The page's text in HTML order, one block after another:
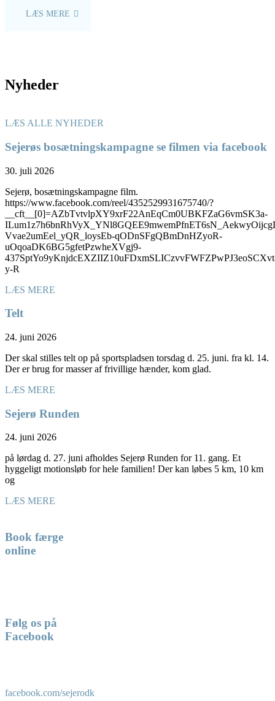
LÆS MERE
Nyheder
LÆS ALLE NYHEDER
Sejerøs bosætningskampagne se filmen via facebook
30. juli 2026
Sejerø, bosætningskampagne film.
https://www.facebook.com/reel/4352529931675740/?
__cft__[0]=AZbTvtvlpXY9xrF22AnEqCm0UBKFZaG6vmSK3a-
Vvae2umEel_yQR_loysEb-qODnSFgQBmDnHZyoR-
uOqoaDK6BG5gfetPzwheXVgj9-
y-R
LÆS MERE
Telt
24. juni 2026
Der skal stilles telt op på sportspladsen torsdag d. 25. juni. fra kl. 14.
Der er brug for masser af frivillige hænder, kom glad.
LÆS MERE
Sejerø Runden
24. juni 2026
på lørdag d. 27. juni afholdes Sejerø Runden for 11. gang. Et
hyggeligt motionsløb for hele familien! Der kan løbes 5 km, 10 km
og
LÆS MERE
Book færge
online
Følg os på
Facebook
facebook.com/sejerodk